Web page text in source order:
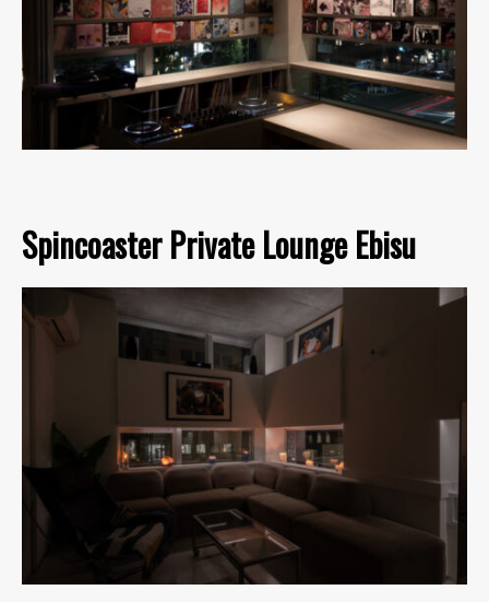
Spincoaster Private Lounge Ebisu